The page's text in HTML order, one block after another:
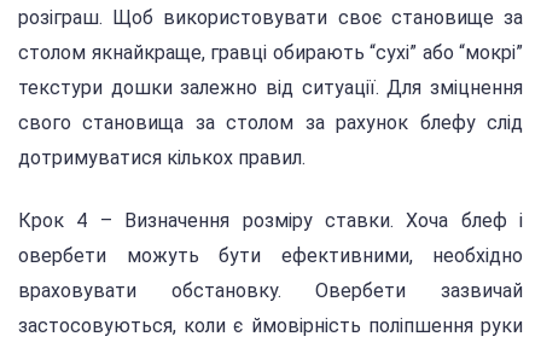
розіграш. Щоб використовувати своє становище за
столом якнайкраще, гравці обирають “сухі” або “мокрі”
текстури дошки залежно від ситуації. Для зміцнення
свого становища за столом за рахунок блефу слід
дотримуватися кількох правил.
Крок 4 – Визначення розміру ставки. Хоча блеф і
овербети можуть бути ефективними, необхідно
враховувати обстановку. Овербети зазвичай
застосовуються, коли є ймовірність поліпшення руки